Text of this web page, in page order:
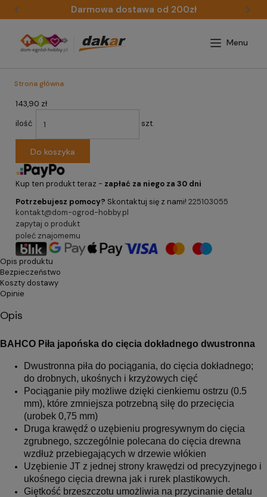
Darmowa dostawa od 200zł
Strona główna
143,90 zł
ilość
szt.
Do koszyka
Kup ten produkt teraz - zapłać za niego za 30 dni
Potrzebujesz pomocy? Skontaktuj się z nami! 225103055
kontakt@dom-ogrod-hobby.pl
zapytaj o produkt
poleć znajomemu
Opis produktu
Bezpieczeństwo
Koszty dostawy
Opinie
Opis
BAHCO Piła japońska do cięcia dokładnego dwustronna
Dwustronna piła do pociągania, do cięcia dokładnego;
do drobnych, ukośnych i krzyżowych cięć
Pociąganie piły możliwe dzięki cienkiemu ostrzu (0.5
mm), które zmniejsza potrzebną siłę do przecięcia
(urobek 0,75 mm)
Druga krawędź o uzębieniu progresywnym do cięcia
zgrubnego, szczególnie polecana do cięcia drewna
wzdłuż przebiegających w drzewie włókien
Uzębienie JT z jednej strony krawędzi od precyzyjnego i
ukośnego cięcia drewna jak i rurek plastikowych.
Giętkość brzeszczotu umożliwia na przycinanie detalu